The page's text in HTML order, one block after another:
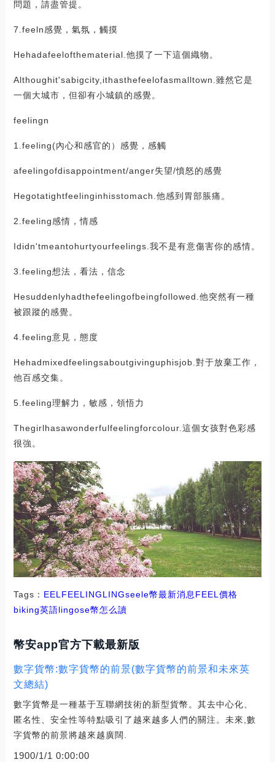
問題，請盡管提。
7.feeln感覺，氣氛，觸摸
Hehadafeelofthematerial.他摸了一下這個織物。
Althoughit'sabigcity,ithasthefeelofasmalltown.雖然它是
一個大城市，但卻有小城鎮的感覺。
feelingn
1.feeling(內心和感官的）感覺，感觸
afeelingofdisappointment/anger失望/憤怒的感覺
Hegotatightfeelinginhisstomach.他感到胃部脹痛。
2.feeling感情，情感
Ididn'tmeantohurtyourfeelings.我不是有意傷害你的感情。
3.feeling想法，看法，信念
Hesuddenlyhadthefeelingofbeingfollowed.他突然有一種
被跟蹤的感覺。
4.feeling意見，態度
Hehadmixedfeelingsaboutgivinguphisjob.對于放棄工作，
他百感交集。
5.feeling理解力，敏感，領悟力
Thegirlhasawonderfulfeelingforcolour.這個女孩對色彩感
很強。
Tags： EEL FEEL INGLINGseele幣最新消息 FEEL價格
biking英語lingose幣怎么讀
幣安app官方下載最新版
數字貨幣:數字貨幣的前景(數字貨幣的前景和未來英
文總結)
數字貨幣是一種基于互聯網技術的新型貨幣。其去中心化、
匿名性、安全性等特點吸引了越來越多人們的關注。未來,數
字貨幣的前景將越來越廣闊.
1900/1/1 0:00:00